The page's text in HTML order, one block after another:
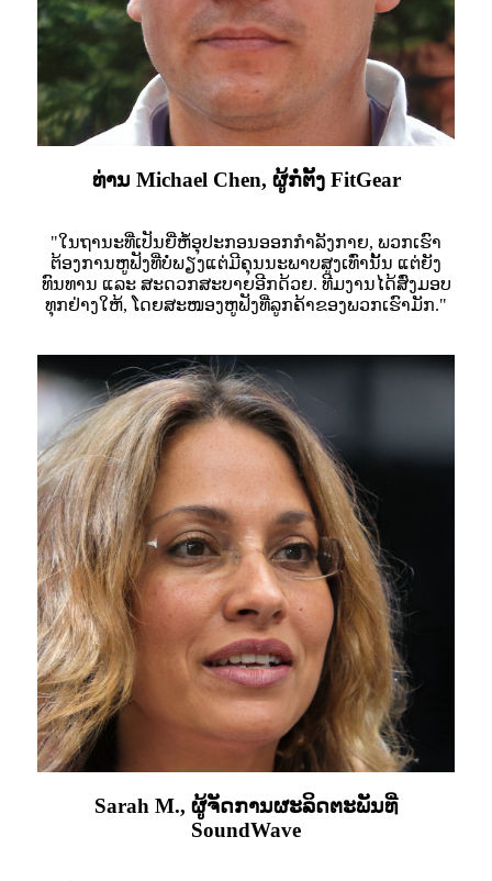
ທ່ານ Michael Chen, ຜູ້ກໍ່ຕັ້ງ FitGear
"ໃນຖານະທີ່ເປັນຍີ່ຫໍ້ອຸປະກອນອອກກຳລັງກາຍ, ພວກເຮົາ
ຕ້ອງການຫູຟັງທີ່ບໍ່ພຽງແຕ່ມີຄຸນນະພາບສູງເທົ່ານັ້ນ ແຕ່ຍັງ
ທົນທານ ແລະ ສະດວກສະບາຍອີກດ້ວຍ. ທີມງານໄດ້ສົ່ງມອບ
ທຸກຢ່າງໃຫ້, ໂດຍສະໜອງຫູຟັງທີ່ລູກຄ້າຂອງພວກເຮົາມັກ."
Sarah M., ຜູ້ຈັດການຜະລິດຕະພັນທີ່
SoundWave